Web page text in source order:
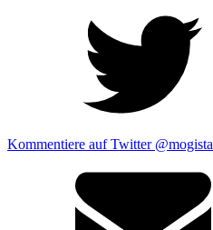
Kommentiere auf Twitter @mogista